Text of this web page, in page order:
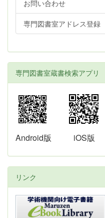
お問い合わせ
専門図書室アドレス登録
専門図書室蔵書検索アプリ
Android版 iOS版
リンク